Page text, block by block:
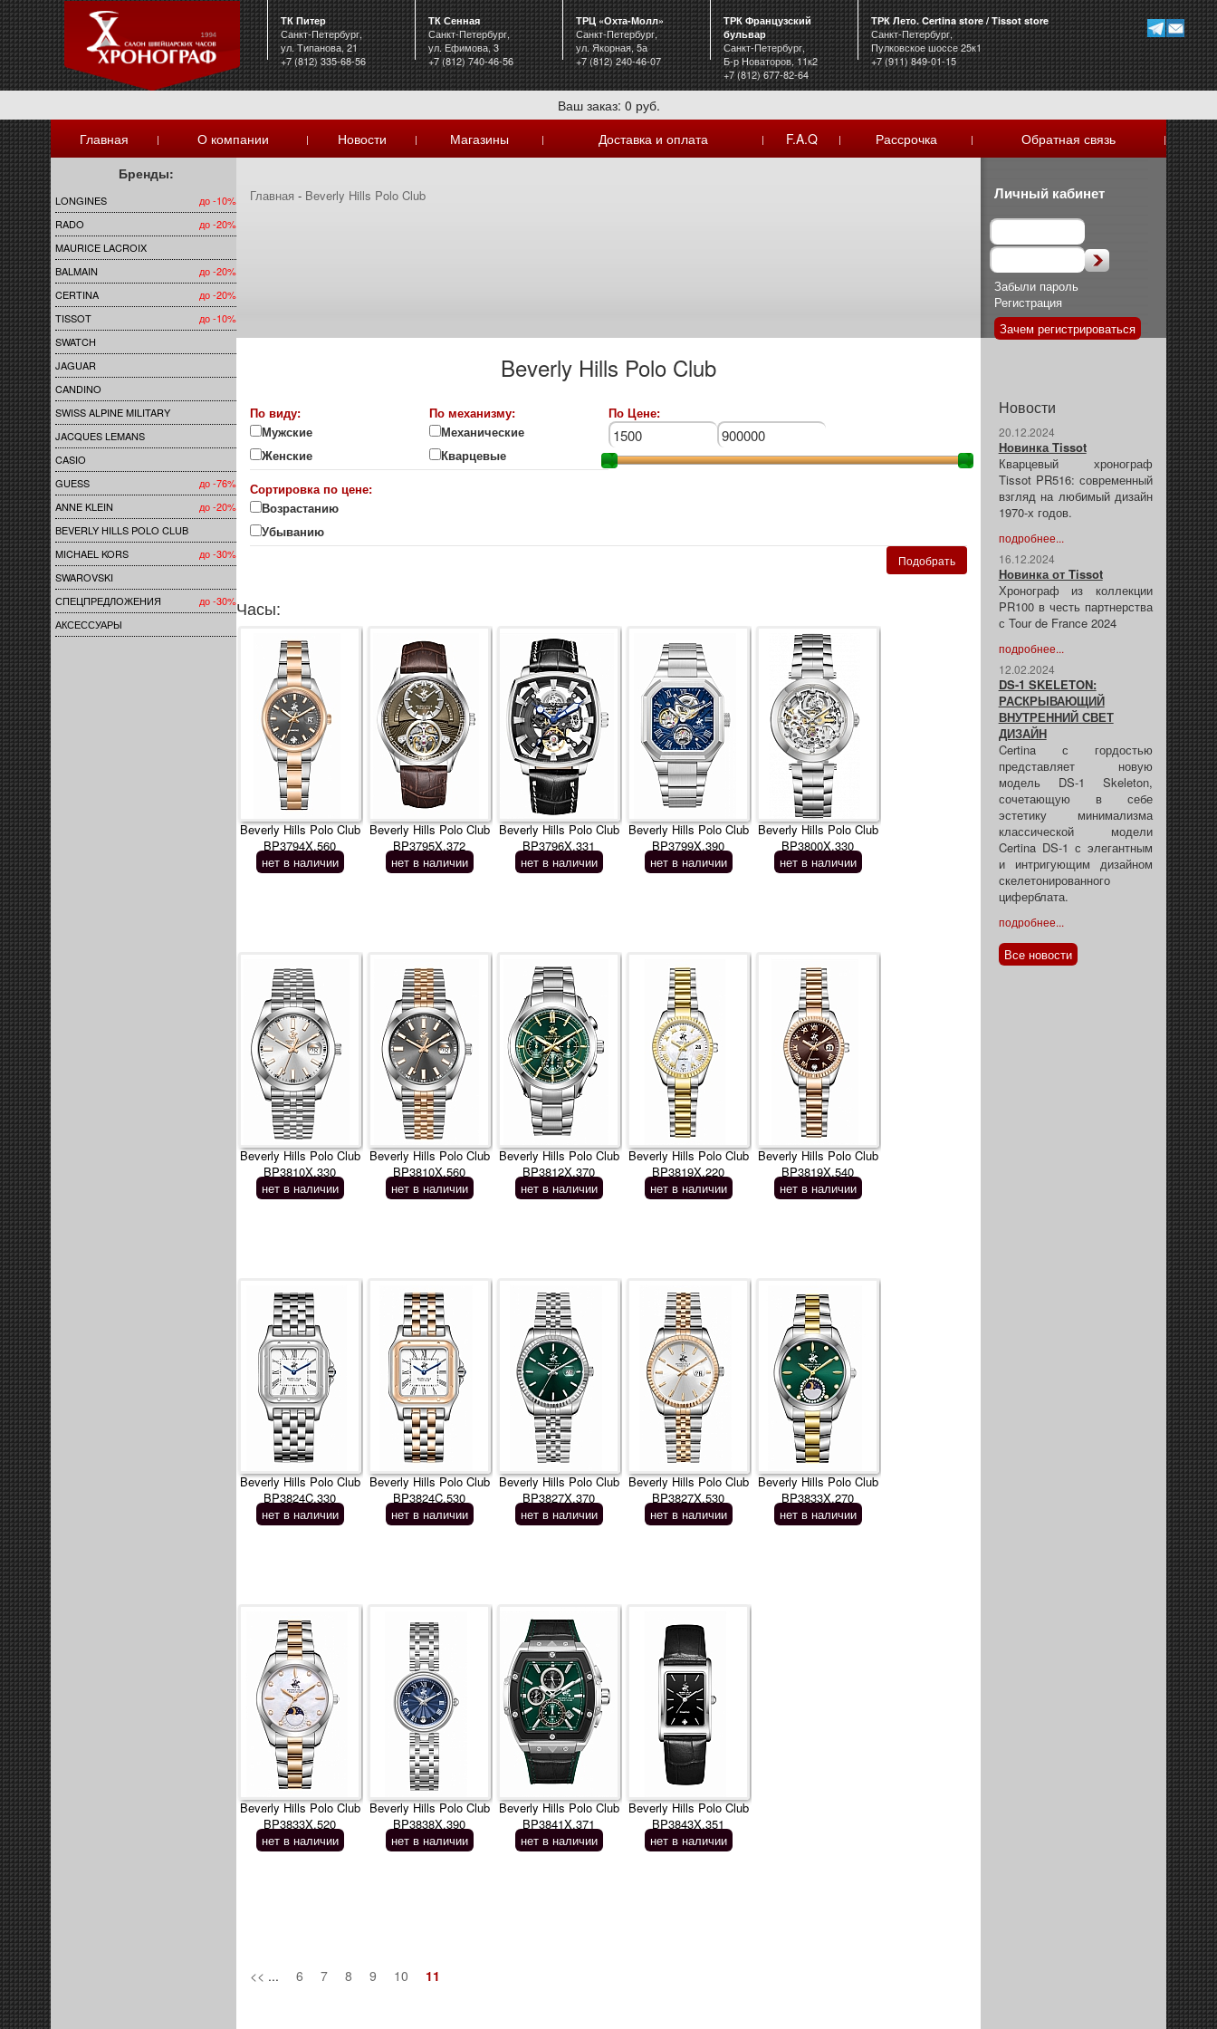
ТК Питер
Санкт-Петербург,
ул. Типанова, 21
+7 (812) 335-68-56
ТК Сенная
Санкт-Петербург,
ул. Ефимова, 3
+7 (812) 740-46-56
ТРЦ «Охта-Молл»
Санкт-Петербург,
ул. Якорная, 5а
+7 (812) 240-46-07
ТРК Французский
бульвар
Санкт-Петербург,
Б-р Новаторов, 11к2
+7 (812) 677-82-64
ТРК Лето. Certina store / Tissot store
Санкт-Петербург,
Пулковское шоссе 25к1
+7 (911) 849-01-15
Ваш заказ: 0 руб.
Главная
| О компании | Новости | Магазины | Доставка и оплата | F.A.Q | Рассрочка | Обратная связь |
Бренды:
LONGINES
до -10%
RADO
до -20%
MAURICE LACROIX
BALMAIN
до -20%
CERTINA
до -20%
TISSOT
до -10%
SWATCH
JAGUAR
CANDINO
SWISS ALPINE MILITARY
JACQUES LEMANS
CASIO
GUESS
до -76%
ANNE KLEIN
до -20%
BEVERLY HILLS POLO CLUB
MICHAEL KORS
до -30%
SWAROVSKI
СПЕЦПРЕДЛОЖЕНИЯ
до -30%
АКСЕССУАРЫ
Главная - Beverly Hills Polo Club
Beverly Hills Polo Club
По виду:
Мужские
Женские
По механизму:
Механические
Кварцевые
По Цене:
Сортировка по цене:
Возрастанию
Убыванию
Часы:
Beverly Hills Polo Club
BP3794X.560
нет в наличии
Beverly Hills Polo Club
BP3795X.372
нет в наличии
Beverly Hills Polo Club
BP3796X.331
нет в наличии
Beverly Hills Polo Club
BP3799X.390
нет в наличии
Beverly Hills Polo Club
BP3800X.330
нет в наличии
Beverly Hills Polo Club
BP3810X.330
нет в наличии
Beverly Hills Polo Club
BP3810X.560
нет в наличии
Beverly Hills Polo Club
BP3812X.370
нет в наличии
Beverly Hills Polo Club
BP3819X.220
нет в наличии
Beverly Hills Polo Club
BP3819X.540
нет в наличии
Beverly Hills Polo Club
BP3824C.330
нет в наличии
Beverly Hills Polo Club
BP3824C.530
нет в наличии
Beverly Hills Polo Club
BP3827X.370
нет в наличии
Beverly Hills Polo Club
BP3827X.530
нет в наличии
Beverly Hills Polo Club
BP3833X.270
нет в наличии
Beverly Hills Polo Club
BP3833X.520
нет в наличии
Beverly Hills Polo Club
BP3838X.390
нет в наличии
Beverly Hills Polo Club
BP3841X.371
нет в наличии
Beverly Hills Polo Club
BP3843X.351
нет в наличии
<< ... 6 7 8 9 10 11
Личный кабинет
Забыли пароль
Регистрация
Зачем регистрироваться
Новости
20.12.2024
Новинка Tissot
Кварцевый хронограф
Tissot PR516: современный
взгляд на любимый дизайн
1970-х годов.
подробнее...
16.12.2024
Новинка от Tissot
Хронограф из коллекции
PR100 в честь партнерства
с Tour de France 2024
подробнее...
12.02.2024
DS-1 SKELETON:
РАСКРЫВАЮЩИЙ
ВНУТРЕННИЙ СВЕТ
ДИЗАЙН
Certina с гордостью
представляет новую
модель DS-1 Skeleton,
сочетающую в себе
эстетику минимализма
классической модели
Certina DS-1 с элегантным
и интригующим дизайном
скелетонированного
циферблата.
подробнее...
Все новости